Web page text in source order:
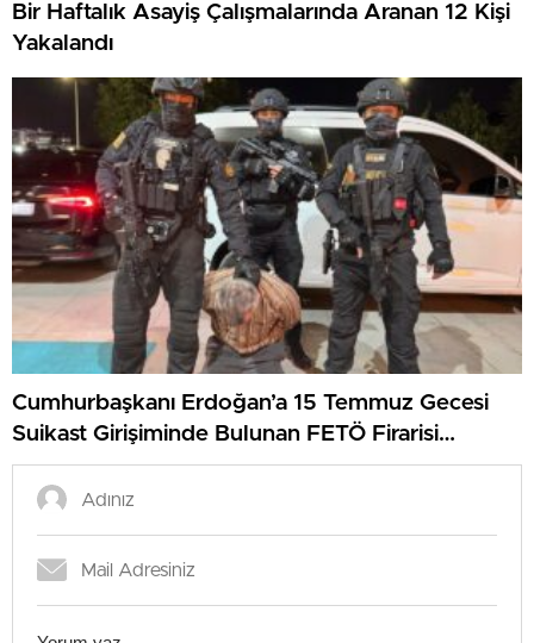
Bir Haftalık Asayiş Çalışmalarında Aranan 12 Kişi
Yakalandı
Cumhurbaşkanı Erdoğan’a 15 Temmuz Gecesi
Suikast Girişiminde Bulunan FETÖ Firarisi
Yakalandı